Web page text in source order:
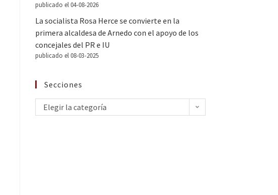
publicado el 04-08-2026
La socialista Rosa Herce se convierte en la
primera alcaldesa de Arnedo con el apoyo de los
concejales del PR e IU
publicado el 08-03-2025
Secciones
Elegir la categoría